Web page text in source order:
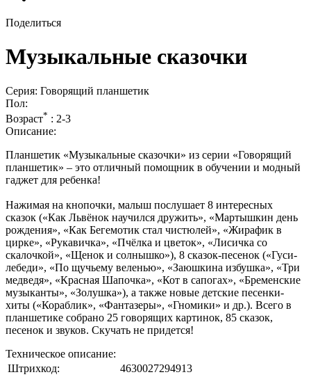
Поделиться
Музыкальные сказочки
Серия: Говорящий планшетик
Пол:
Возраст* : 2-3
Описание:
Планшетик «Музыкальные сказочки» из серии «Говорящий
планшетик» – это отличный помощник в обучении и модный
гаджет для ребенка!
Нажимая на кнопочки, малыш послушает 8 интересных
сказок («Как Львёнок научился дружить», «Мартышкин день
рождения», «Как Бегемотик стал чистюлей», «Жирафик в
цирке», «Рукавичка», «Пчёлка и цветок», «Лисичка со
скалочкой», «Щенок и солнышко»), 8 сказок-песенок («Гуси-
лебеди», «По щучьему веленью», «Заюшкина избушка», «Три
медведя», «Красная Шапочка», «Кот в сапогах», «Бременские
музыканты», «Золушка»), а также новые детские песенки-
хиты («Кораблик», «Фантазеры», «Гномики» и др.). Всего в
планшетике собрано 25 говорящих картинок, 85 сказок,
песенок и звуков. Скучать не придется!
Техническое описание:
Штрихкод:
4630027294913